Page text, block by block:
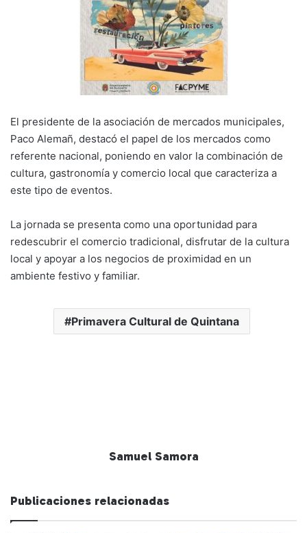
El presidente de la asociación de mercados municipales,
Paco Alemañ, destacó el papel de los mercados como
referente nacional, poniendo en valor la combinación de
cultura, gastronomía y comercio local que caracteriza a
este tipo de eventos.
La jornada se presenta como una oportunidad para
redescubrir el comercio tradicional, disfrutar de la cultura
local y apoyar a los negocios de proximidad en un
ambiente festivo y familiar.
Primavera Cultural de Quintana
Samuel Samora
Publicaciones relacionadas